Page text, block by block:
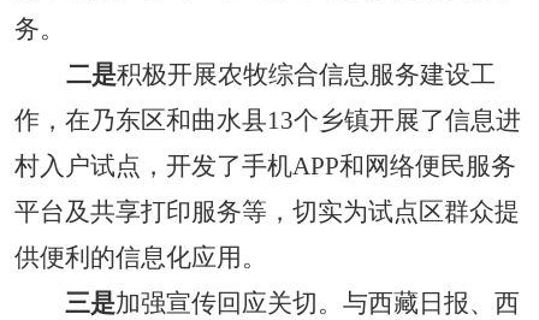
务。
二是积极开展农牧综合信息服务建设工
作，在乃东区和曲水县13个乡镇开展了信息进
村入户试点，开发了手机APP和网络便民服务
平台及共享打印服务等，切实为试点区群众提
供便利的信息化应用。
三是加强宣传回应关切。与西藏日报、西